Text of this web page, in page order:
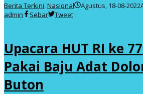
Berita Terkini,Nasional Agustus, 18-08-2022
admin
Sebar Tweet
Upacara HUT RI ke
Pakai Baju Adat
Buton